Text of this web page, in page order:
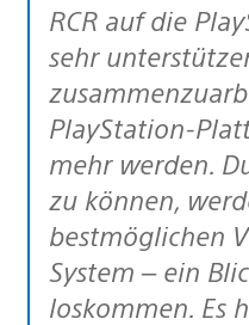
RCR auf die PlayStation zu bringen war eine fantastische Erfahrung. Sony war
sehr
PlayStation-
mehr werden.
zu können,
bestmöglichen
System – ein
loskommen. Es